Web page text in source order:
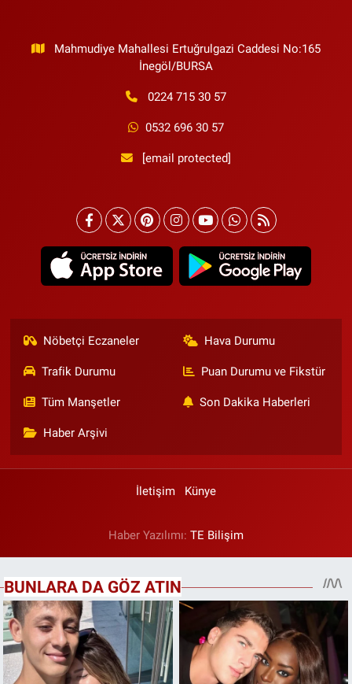
Mahmudiye Mahallesi Ertuğrulgazi Caddesi No:165
İnegöl/BURSA
0224 715 30 57
0532 696 30 57
[email protected]
Nöbetçi Eczaneler Hava Durumu
Trafik Durumu Puan Durumu ve Fikstür
Tüm Manşetler Son Dakika Haberleri
Haber Arşivi
İletişim Künye
Haber Yazılımı: TE Bilişim